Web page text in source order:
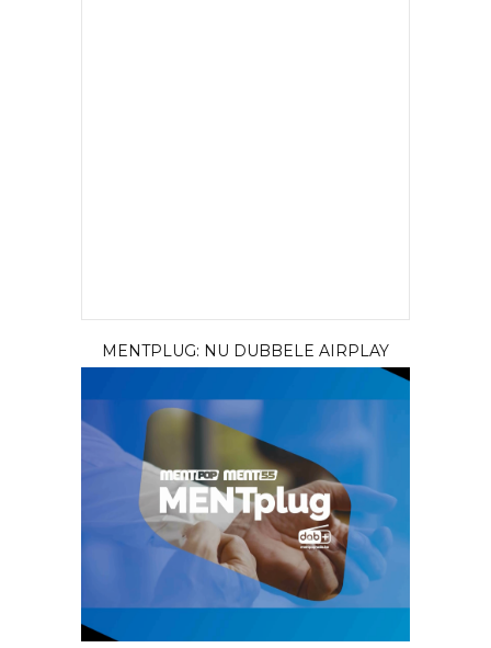
MENTPLUG: NU DUBBELE AIRPLAY